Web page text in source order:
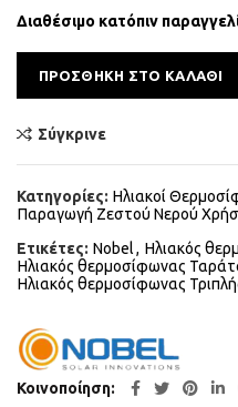
Διαθέσιμο κατόπιν
ΠΡΟΣΘΉΚΗ ΣΤΟ ΚΑΛΆΘΙ
Σύγκρινε
Κατηγορίες: Ηλιακοί
Παραγωγή Ζεστού Νερού
Ετικέτες: Nobel, Ηλιακός
Ηλιακός θερμοσίφωνας
Ηλιακός θερμοσίφωνας
Κοινοποίηση